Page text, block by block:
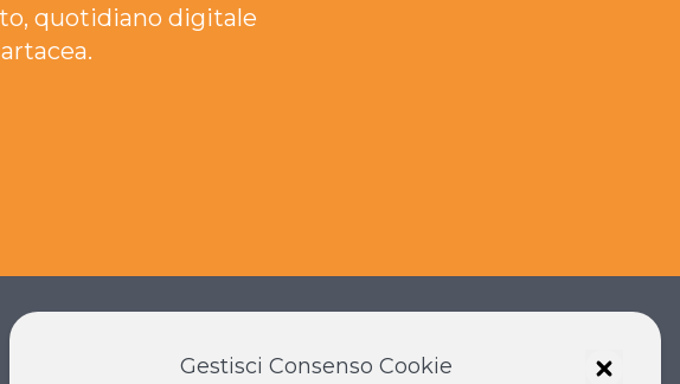
quotidiano digitale
Gestisci Consenso Cookie